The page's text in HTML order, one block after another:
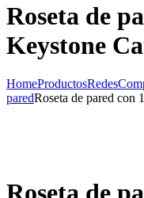
Roseta de
Keystone
HomeProductosRedes
paredRoseta de pared con
Roseta de